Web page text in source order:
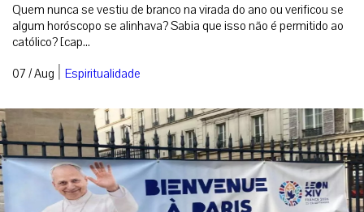
Quem nunca se vestiu de branco na virada do ano ou verificou se
algum horóscopo se alinhava? Sabia que isso não é permitido ao
católico? [cap...
07 / Aug | Espiritualidade